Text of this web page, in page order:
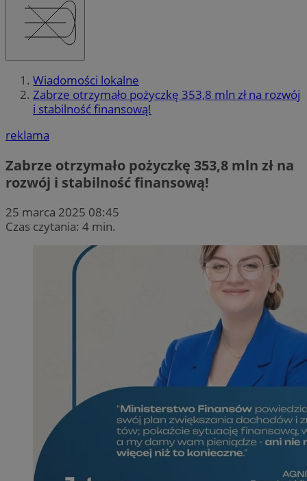
Wiadomości lokalne
Zabrze otrzymało pożyczkę 353,8 mln zł na rozwój
i stabilność finansową!
reklama
Zabrze otrzymało pożyczkę 353,8 mln zł na
rozwój i stabilność finansową!
25 marca 2025 08:45
Czas czytania: 4 min.